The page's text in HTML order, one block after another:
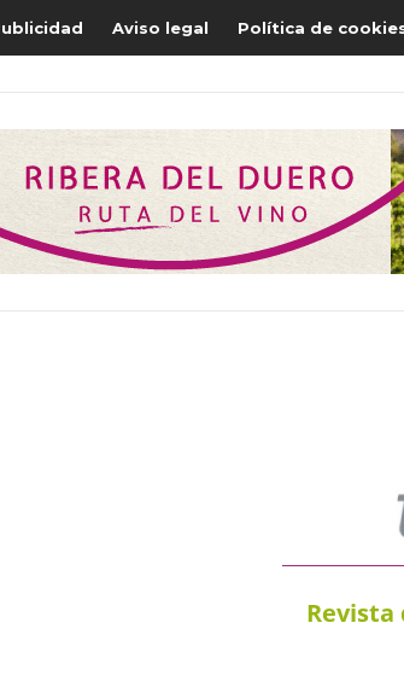
Aviso legal Política de